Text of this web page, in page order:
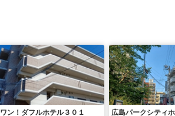
ワン！ダフルホテル３０１ 広島パークシティ